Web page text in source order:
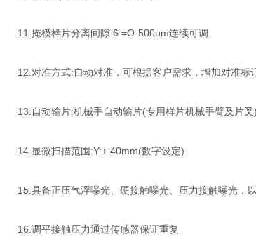
11.掩模样片分离间隙:6 =O-500um连续可调
12.对准方式:自动对准，可根据客户需求，增加对准标
13.自动输片:机械手自动输片(专用样片机械手臂及片叉
14.显微扫描范围:Y:± 40mm(数字设定)
15.具备正压气浮曝光、硬接触曝光、压力接触曝光，
16.调平接触压力通过传感器保证重复